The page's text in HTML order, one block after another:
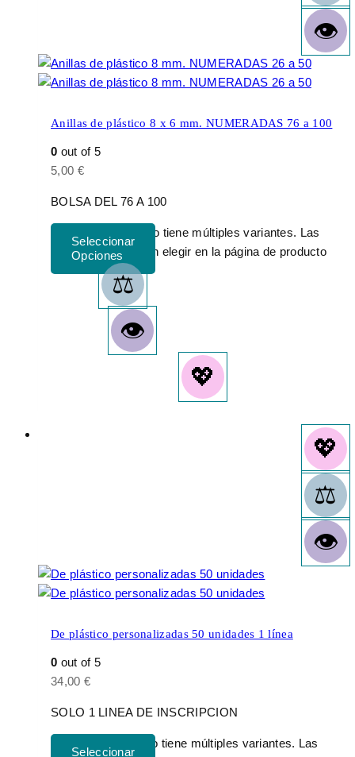
Anillas de plástico 8 x 6 mm. NUMERADAS 76 a 100
0 out of 5
5,00 €
BOLSA DEL 76 A 100
Este producto tiene múltiples variantes. Las
opciones se pueden elegir en la página de producto
De plástico personalizadas 50 unidades 1 línea
0 out of 5
34,00 €
SOLO 1 LINEA DE INSCRIPCION
Este producto tiene múltiples variantes. Las